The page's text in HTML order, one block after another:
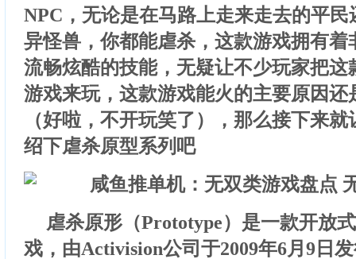
NPC，无论是在马路上走来走去的平
异怪兽，你都能虐杀，这款游戏拥有着
流畅炫酷的技能，无疑让不少玩家把这
游戏来玩，这款游戏能火的主要原因还
（好啦，不开玩笑了），那么接下来
绍下虐杀原型系列吧
虐杀原形（Prototype）是一款开放
戏，由Activision公司于2009年6月9日